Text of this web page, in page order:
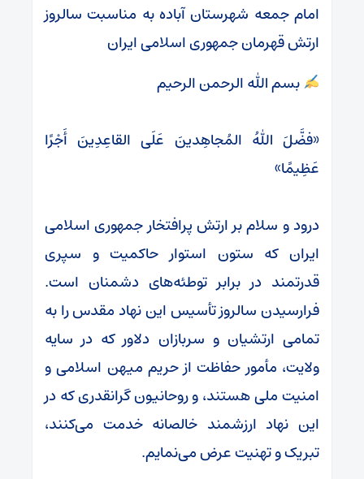
امام جمعه شهرستان آباده به مناسبت سالروز
ارتش قهرمان جمهوری اسلامی ایران
بسم الله الرحمن الرحیم
«فضَّلَ اللهُ المُجاهِدینَ عَلَی القاعِدِینَ أَجْرًا
عَظِیمًا»
درود و سلام بر ارتش پرافتخار جمهوری اسلامی
ایران که ستون استوار حاکمیت و سپری
قدرتمند در برابر توطئه‌های دشمنان است.
فرارسیدن سالروز تأسیس این نهاد مقدس را به
تمامی ارتشیان و سربازان دلاور که در سایه
ولایت، مأمور حفاظت از حریم میهن اسلامی و
امنیت ملی هستند، و روحانیون گرانقدری که در
این نهاد ارزشمند خالصانه خدمت می‌کنند،
تبریک و تهنیت عرض می‌نمایم.